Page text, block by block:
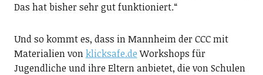
Das hat bisher sehr gut funktioniert.“
Und so kommt es, dass in Mannheim der CCC mit
Materialien vonklicksafe.deWorkshops für
Jugendliche und ihre Eltern anbietet, die von Schulen